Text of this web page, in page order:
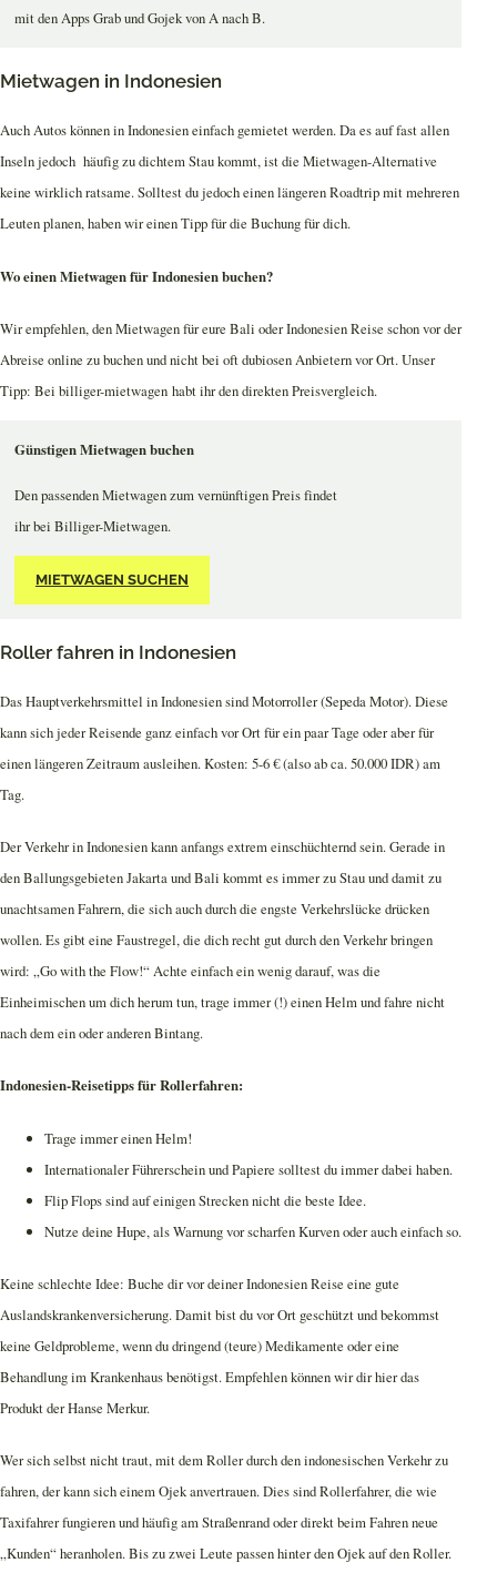
mit den Apps Grab und Gojek von A nach B.
Mietwagen in Indonesien
Auch Autos können in Indonesien einfach gemietet werden. Da es auf fast allen
Inseln jedoch häufig zu dichtem Stau kommt, ist die Mietwagen-Alternative
keine wirklich ratsame. Solltest du jedoch einen längeren Roadtrip mit mehreren
Leuten planen, haben wir einen Tipp für die Buchung für dich.
Wo einen Mietwagen für Indonesien buchen?
Wir empfehlen, den Mietwagen für eure Bali oder Indonesien Reise schon vor der
Abreise online zu buchen und nicht bei oft dubiosen Anbietern vor Ort. Unser
Tipp: Bei billiger-mietwagen habt ihr den direkten Preisvergleich.
Günstigen Mietwagen buchen
Den passenden Mietwagen zum vernünftigen Preis findet
ihr bei Billiger-Mietwagen.
MIETWAGEN SUCHEN
Roller fahren in Indonesien
Das Hauptverkehrsmittel in Indonesien sind Motorroller (Sepeda Motor). Diese
kann sich jeder Reisende ganz einfach vor Ort für ein paar Tage oder aber für
einen längeren Zeitraum ausleihen. Kosten: 5-6 € (also ab ca. 50.000 IDR) am
Tag.
Der Verkehr in Indonesien kann anfangs extrem einschüchternd sein. Gerade in
den Ballungsgebieten Jakarta und Bali kommt es immer zu Stau und damit zu
unachtsamen Fahrern, die sich auch durch die engste Verkehrslücke drücken
wollen. Es gibt eine Faustregel, die dich recht gut durch den Verkehr bringen
wird: „Go with the Flow!“ Achte einfach ein wenig darauf, was die
Einheimischen um dich herum tun, trage immer (!) einen Helm und fahre nicht
nach dem ein oder anderen Bintang.
Indonesien-Reisetipps für Rollerfahren:
Trage immer einen Helm!
Internationaler Führerschein und Papiere solltest du immer dabei haben.
Flip Flops sind auf einigen Strecken nicht die beste Idee.
Nutze deine Hupe, als Warnung vor scharfen Kurven oder auch einfach so.
Keine schlechte Idee: Buche dir vor deiner Indonesien Reise eine gute
Auslandskrankenversicherung. Damit bist du vor Ort geschützt und bekommst
keine Geldprobleme, wenn du dringend (teure) Medikamente oder eine
Behandlung im Krankenhaus benötigst. Empfehlen können wir dir hier das
Produkt der Hanse Merkur.
Wer sich selbst nicht traut, mit dem Roller durch den indonesischen Verkehr zu
fahren, der kann sich einem Ojek anvertrauen. Dies sind Rollerfahrer, die wie
Taxifahrer fungieren und häufig am Straßenrand oder direkt beim Fahren neue
„Kunden“ heranholen. Bis zu zwei Leute passen hinter den Ojek auf den Roller.